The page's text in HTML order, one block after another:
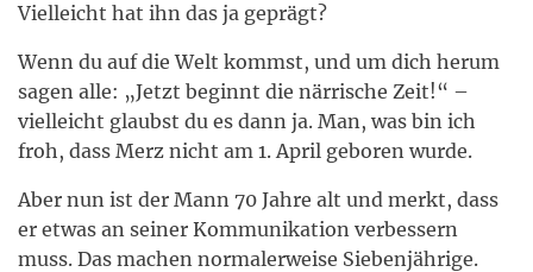
Vielleicht hat ihn das ja geprägt?
Wenn du auf die Welt kommst, und um dich herum
sagen alle: „Jetzt beginnt die närrische Zeit!“ –
vielleicht glaubst du es dann ja. Man, was bin ich
froh, dass Merz nicht am 1. April geboren wurde.
Aber nun ist der Mann 70 Jahre alt und merkt, dass
er etwas an seiner Kommunikation verbessern
muss. Das machen normalerweise Siebenjährige.